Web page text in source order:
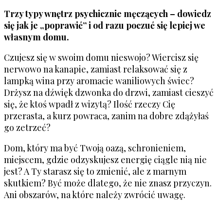
Trzy typy wnętrz psychicznie męczących – dowiedz
się jak je „poprawić” i od razu poczuć się lepiej we
własnym domu.
Czujesz się w swoim domu nieswojo? Wiercisz się
nerwowo na kanapie, zamiast relaksować się z
lampką wina przy aromacie waniliowych świec?
Drżysz na dźwięk dzwonka do drzwi, zamiast cieszyć
się, że ktoś wpadł z wizytą? Ilość rzeczy Cię
przerasta, a kurz powraca, zanim na dobre zdążyłaś
go zetrzeć?
Dom, który ma być Twoją oazą, schronieniem,
miejscem, gdzie odzyskujesz energię ciągle nią nie
jest? A Ty starasz się to zmienić, ale z marnym
skutkiem? Być może dlatego, że nie znasz przyczyn.
Ani obszarów, na które należy zwrócić uwagę.